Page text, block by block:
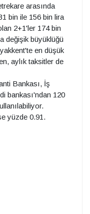
arasında
bin ile 156 bin lira
2+1'ler 174 bin
değişik büyüklüğü
en düşük
aylık taksitler de
Bankası, İş
bankası'ndan 120
yüzde 0.91.